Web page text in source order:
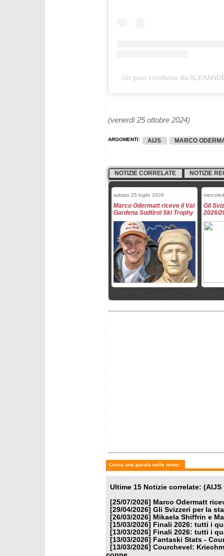
Un post condiviso da
(venerdì 25 ottobre 2024)
ARGOMENTI: AIJS MARCO
NOTIZIE CORRELATE NOTIZIE
sabato 25 luglio 2026
Marco Odermatt riceve il Val
Gardena Sudtirol Ski Trophy
Gli
2026/
in superg
in
Cerca una parola nelle news:
Ultime 15 Notizie correlate:
[25/07/2026] Marco Odermatt
[29/04/2026] Gli Svizzeri per la
[26/03/2026] Mikaela Shiffrin e
[15/03/2026]
Finali 2026: tutti i
[13/03/2026]
Finali 2026: tutti i
[13/03/2026]
Fantaski Stats -
[13/03/2026] Courchevel: